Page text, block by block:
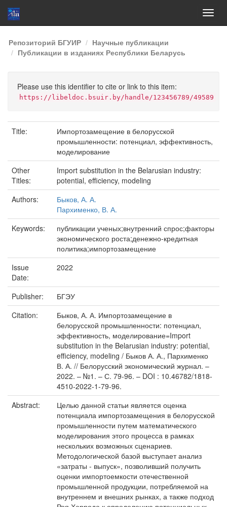
Skip
navigation
Репозиторий БГУИР
Научные публикации
Публикации в изданиях Республики Беларусь
Please use this identifier to cite or link to this item:
https://libeldoc.bsuir.by/handle/123456789/49589
Title:
Импортозамещение в белорусской
промышленности: потенциал, эффективность,
моделирование
Other
Titles:
Import substitution in the Belarusian industry:
potential, efficiency, modeling
Authors:
Быков, А. А.
Пархименко, В. А.
Keywords:
публикации ученых;внутренний спрос;факторы
экономического роста;денежно-кредитная
политика;импортозамещение
Issue
Date:
2022
Publisher:
БГЭУ
Citation:
Быков, А. А. Импортозамещение в
белорусской промышленности: потенциал,
эффективность, моделирование=Import
substitution in the Belarusian industry: potential,
efficiency, modeling / Быков А. А., Пархименко
В. А. // Белорусский экономический журнал. –
2022. – №1. – С. 79-96. – DOI : 10.46782/1818-
4510-2022-1-79-96.
Abstract:
Целью данной статьи является оценка
потенциала импортозамещения в белорусской
промышленности путем математического
моделирования этого процесса в рамках
нескольких возможных сценариев.
Методологической базой выступает анализ
«затраты - выпуск», позволивший получить
оценки импортоемкости отечественной
промышленной продукции, потребляемой на
внутреннем и внешних рынках, а также подход